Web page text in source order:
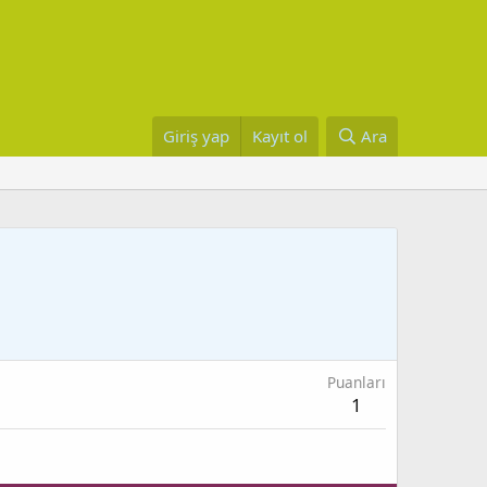
Giriş yap Kayıt ol Ara
Puanları
1